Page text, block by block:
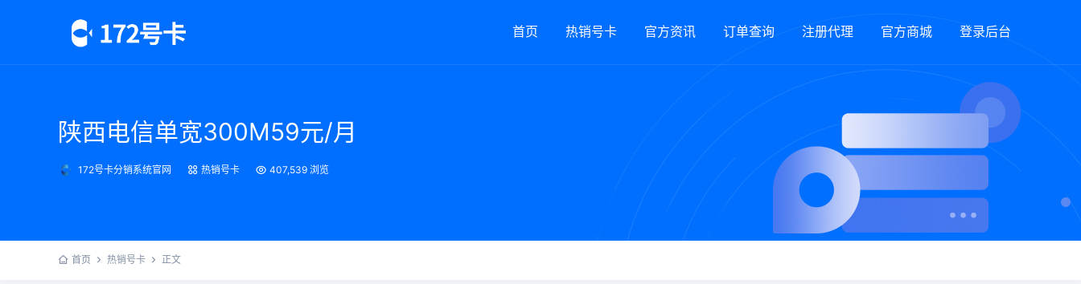
首页 热销号卡 官方资讯 订单查询 注册代理 官方商城 登录后台
陕西电信单宽300M59元/月
172号卡分销系统官网 热销号卡 407,539 浏览
首页 热销号卡 正文